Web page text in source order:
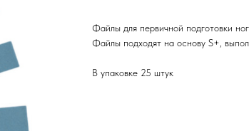
Файлы для первичной подготовки
Файлы подходят на основу S+,
В упаковке 25 штук